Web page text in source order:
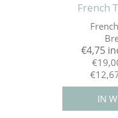
French
€4,75